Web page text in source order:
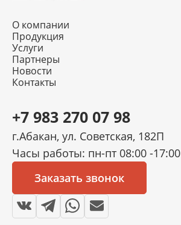
О компании
Продукция
Услуги
Партнеры
Новости
Контакты
+7 983 270 07 98
г.Абакан, ул. Советская, 182П
Часы работы: пн-пт 08:00 -17:00
Заказать звонок